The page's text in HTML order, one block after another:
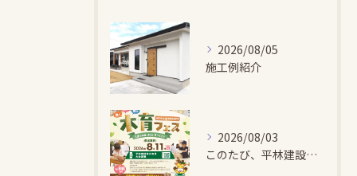
2026/08/05
施工例紹介
2026/08/03
このたび、平林建設では、お子さまが木とふれあい・木について学...